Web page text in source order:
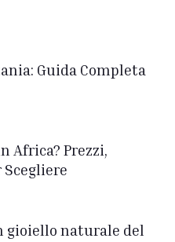
Guida Completa
Africa? Prezzi,
gioiello naturale del